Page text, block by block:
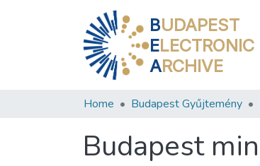
BUDAPEST
ELECTRONIC
ARCHIVE
Home Budapest Gyűjtemény
Budapest